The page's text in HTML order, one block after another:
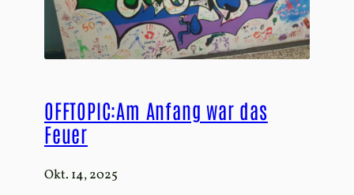
OFFTOPIC:Am Anfang war das
Feuer
Okt. 14, 2025